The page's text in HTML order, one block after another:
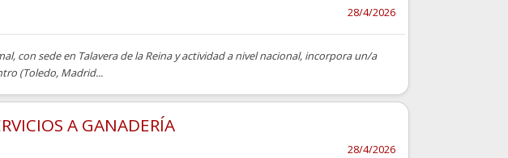
28/4/2026
con sede en Talavera de la Reina y actividad a nivel nacional, incorpora un/a
(Toledo, Madrid...
A GANADERÍA
28/4/2026